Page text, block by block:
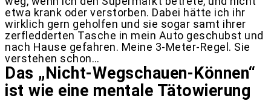
etwa krank oder verstorben. Dabei hätte ich ihr
wirklich gern geholfen und sie sogar samt ihrer
zerfledderten Tasche in mein Auto geschubst und
nach Hause gefahren. Meine 3-Meter-Regel. Sie
verstehen schon…
Das „Nicht-Wegschauen-Können“
ist wie eine mentale Tätowierung